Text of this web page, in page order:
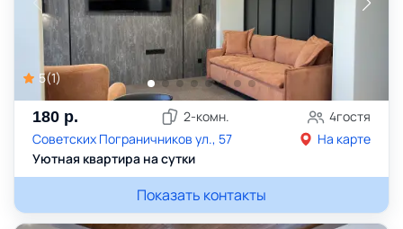
5(1)
180 р. 2-комн. 4гостя
Советских Пограничников ул., 57
На карте
Уютная квартира на сутки
Показать контакты